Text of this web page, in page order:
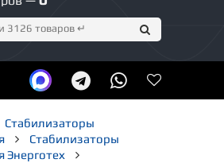
Стабилизаторы
Стабилизаторы
Энерготех